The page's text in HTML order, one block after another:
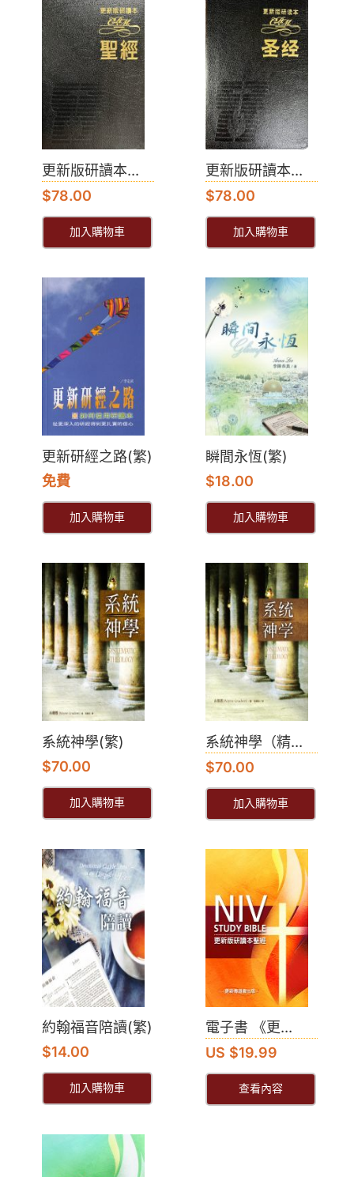
更新版研讀本...
$78.00
加入購物車
更新版研讀本...
$78.00
加入購物車
更新研經之路(繁)
免費
加入購物車
瞬間永恆(繁)
$18.00
加入購物車
系統神學(繁)
$70.00
加入購物車
系統神學（精...
$70.00
加入購物車
約翰福音陪讀(繁)
$14.00
加入購物車
電子書 《更...
US $19.99
查看內容